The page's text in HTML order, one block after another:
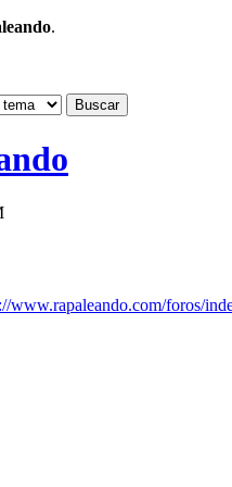
.
www.rapaleando.com/foros/